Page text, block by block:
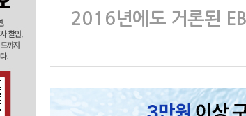
2016년에도 거론된